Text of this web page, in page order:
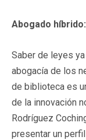
Abogado
Saber de leyes
abogacía de los
de biblioteca es
de la innovación
Rodríguez
presentar un